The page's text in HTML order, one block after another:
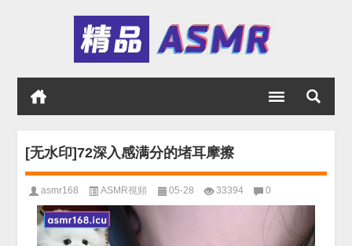
[无水印]72深入感满分的堵耳摩擦
asmr168 ASMR視頻 05-28 33394 0